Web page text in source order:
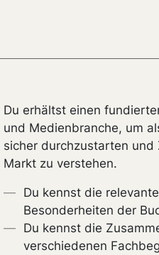
Du erhältst einen
und Medienbranche, um
sicher durchzustarten und
Markt zu verstehen.
Du kennst die
Besonderheiten der
Du kennst die
verschiedenen